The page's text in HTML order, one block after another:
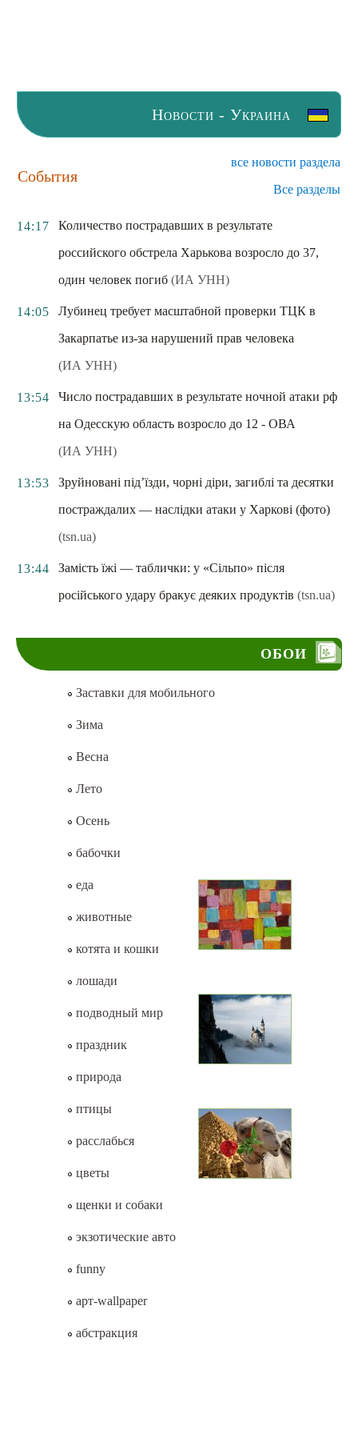
Новости - Украина
События
все новости раздела
Все разделы
14:17
Количество пострадавших в результате
российского обстрела Харькова возросло до 37,
один человек погиб (ИА УНН)
14:05
Лубинец требует масштабной проверки ТЦК в
Закарпатье из-за нарушений прав человека
(ИА УНН)
13:54
Число пострадавших в результате ночной атаки рф
на Одесскую область возросло до 12 - ОВА
(ИА УНН)
13:53
Зруйновані під’їзди, чорні діри, загиблі та десятки
постраждалих — наслідки атаки у Харкові (фото)
(tsn.ua)
13:44
Замість їжі — таблички: у «Сільпо» після
російського удару бракує деяких продуктів (tsn.ua)
ОБОИ
Заставки для мобильного
Зима
Весна
Лето
Осень
бабочки
еда
животные
котята и кошки
лошади
подводный мир
праздник
природа
птицы
расслабься
цветы
щенки и собаки
экзотические авто
funny
арт-wallpaper
абстракция